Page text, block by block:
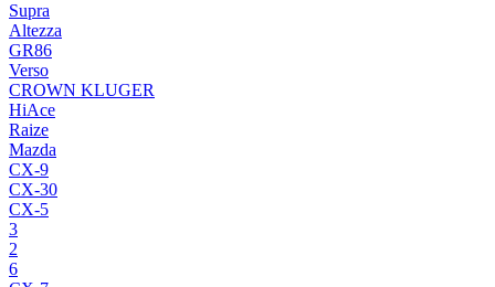
Supra
Altezza
GR86
Verso
CROWN KLUGER
HiAce
Raize
Mazda
CX-9
CX-30
CX-5
3
2
6